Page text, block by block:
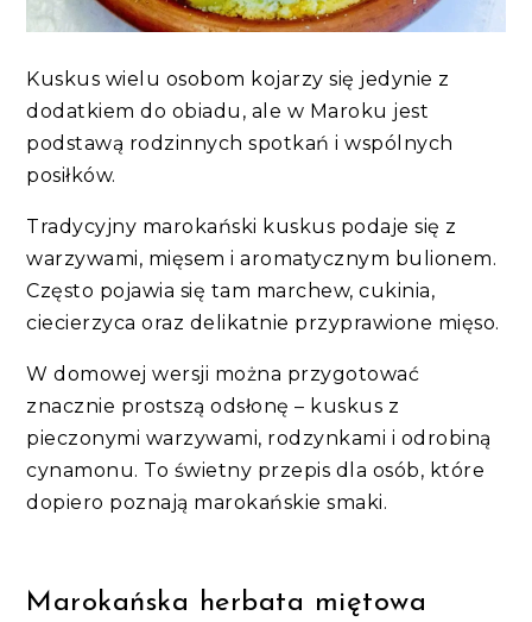
Kuskus wielu osobom kojarzy się jedynie z
dodatkiem do obiadu, ale w Maroku jest
podstawą rodzinnych spotkań i wspólnych
posiłków.
Tradycyjny marokański kuskus podaje się z
warzywami, mięsem i aromatycznym bulionem.
Często pojawia się tam marchew, cukinia,
ciecierzyca oraz delikatnie przyprawione mięso.
W domowej wersji można przygotować
znacznie prostszą odsłonę – kuskus z
pieczonymi warzywami, rodzynkami i odrobiną
cynamonu. To świetny przepis dla osób, które
dopiero poznają marokańskie smaki.
Marokańska herbata miętowa